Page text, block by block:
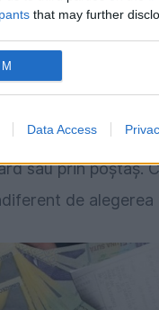
that may further
Data Access
SOCIAL
sau prin poștaș.
de